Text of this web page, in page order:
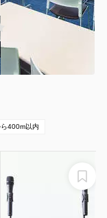
1
400m以内
議室はプロ